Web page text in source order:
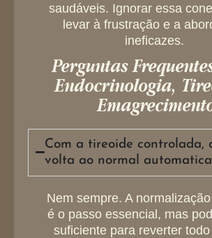
saudáveis. Ignorar essa
levar à frustração e a
ineficazes.
Perguntas
Endocrinologia,
Com a tireoide controlada,
volta ao normal
Nem sempre. A
é o passo essencial, mas
suficiente para reverter